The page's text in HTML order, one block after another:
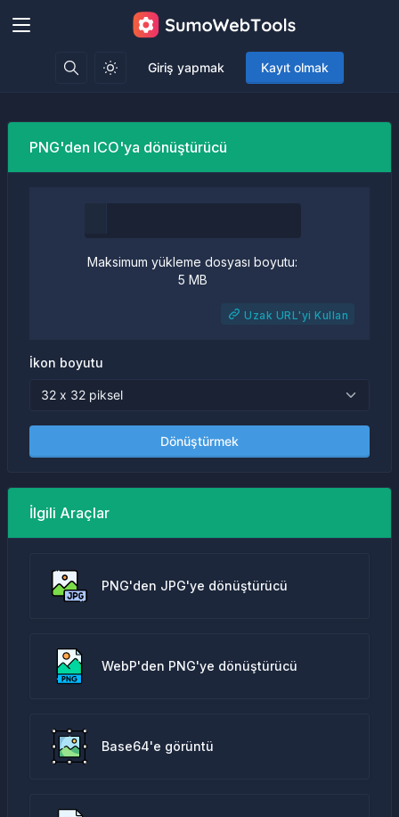
Giriş yapmak Kayıt olmak
PNG'den ICO'ya dönüştürücü
Maksimum yükleme dosyası boyutu:
5 MB
Uzak URL'yi Kullan
İkon boyutu
Dönüştürmek
İlgili Araçlar
PNG'den JPG'ye dönüştürücü
WebP'den PNG'ye dönüştürücü
Base64'e görüntü